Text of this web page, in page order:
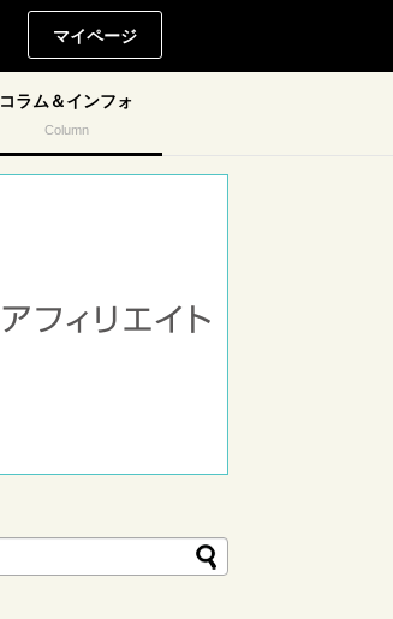
マイページ
コラム＆インフォ
Column